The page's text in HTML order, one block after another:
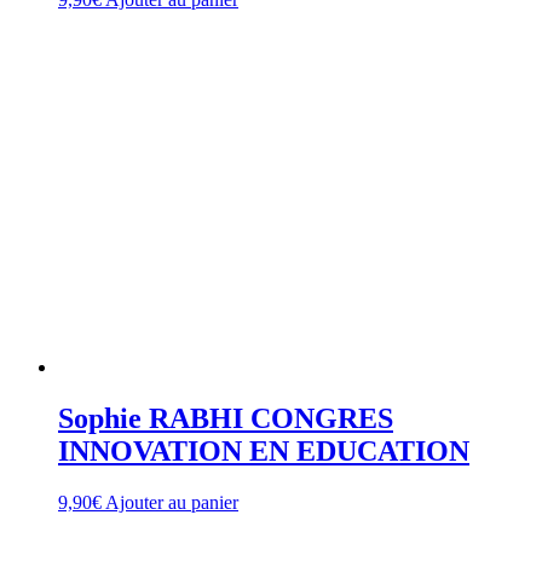
Sophie RABHI CONGRES
INNOVATION EN EDUCATION
9,90€ Ajouter au panier